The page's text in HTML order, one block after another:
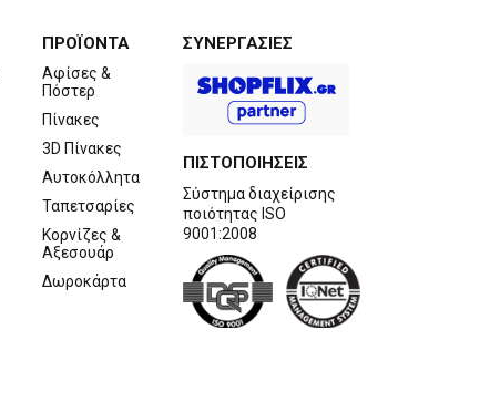
ΠΡΟΪΟΝΤΑ
Αφίσες &
Πόστερ
Πίνακες
3D Πίνακες
Αυτοκόλλητα
Ταπετσαρίες
Κορνίζες &
Αξεσουάρ
Δωροκάρτα
ΣΥΝΕΡΓΑΣΙΕΣ
ΠΙΣΤΟΠΟΙΗΣΕΙΣ
Σύστημα διαχείρισης
ποιότητας ISO
9001:2008